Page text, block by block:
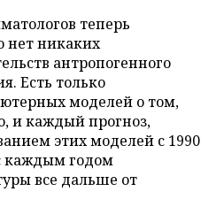
теперь
нет никаких
антропогенного
Есть только
моделей о том,
и каждый прогноз,
этих моделей с 1990
каждым годом
все дальше от